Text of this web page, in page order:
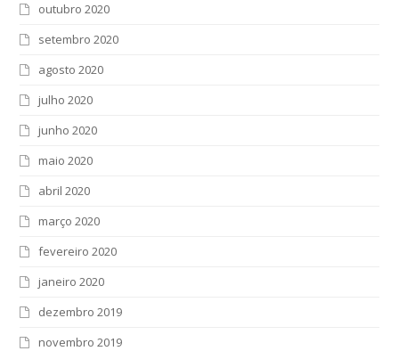
outubro 2020
setembro 2020
agosto 2020
julho 2020
junho 2020
maio 2020
abril 2020
março 2020
fevereiro 2020
janeiro 2020
dezembro 2019
novembro 2019